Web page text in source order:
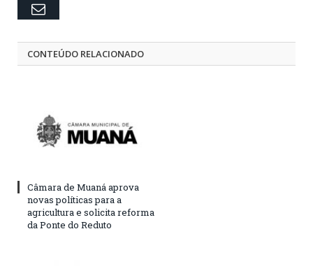
Email
CONTEÚDO RELACIONADO
Câmara de Muaná aprova
novas políticas para a
agricultura e solicita reforma
da Ponte do Reduto